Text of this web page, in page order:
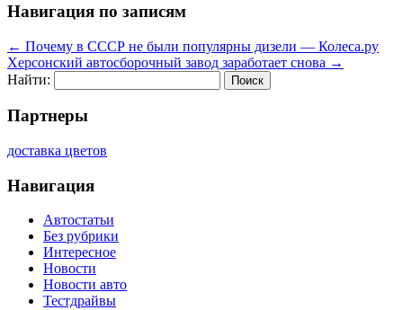
Навигация по записям
← Почему в СССР не были популярны дизели — Колеса.ру
Херсонский автосборочный завод заработает снова →
Найти:
Партнеры
доставка цветов
Навигация
Автостатьи
Без рубрики
Интересное
Новости
Новости авто
Тестдрайвы